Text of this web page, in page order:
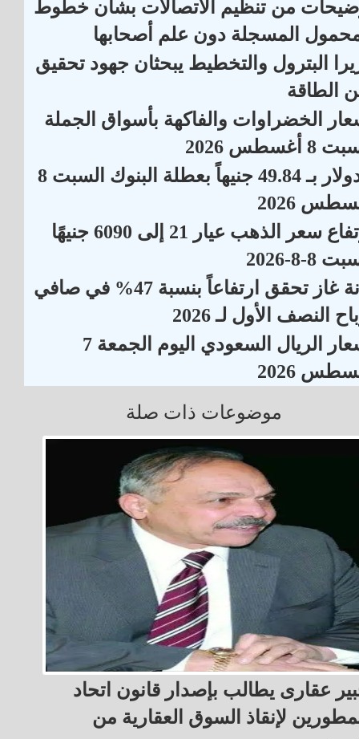
من تنظيم الاتصالات بشأن خطوط
المسجلة دون علم أصحابها
البترول والتخطيط يبحثان جهود تحقيق
الطاقة
الخضراوات والفاكهة بأسواق الجملة
أغسطس 2026
الدولار بـ 49.84 جنيهاً بعطلة البنوك السبت 8
2026
ارتفاع سعر الذهب عيار 21 إلى 6090 جنيهًا
8-8-2026
دانة غاز تحقق ارتفاعاً بنسبة 47% في صافي
النصف الأول لـ 2026
أسعار الريال السعودي اليوم الجمعة 7
2026
موضوعات ذات صلة
عقارى يطالب بإصدار قانون اتحاد
لإنقاذ السوق العقارية من